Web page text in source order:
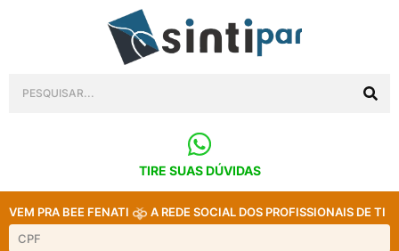
TIRE SUAS DÚVIDAS
VEM PRA BEE FENATI A REDE SOCIAL DOS PROFISSIONAIS DE TI